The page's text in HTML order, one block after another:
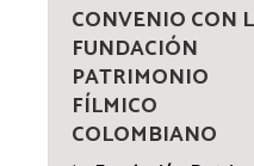
CONVENIO CON
FUNDACIÓN
PATRIMONIO
FÍLMICO
COLOMBIANO